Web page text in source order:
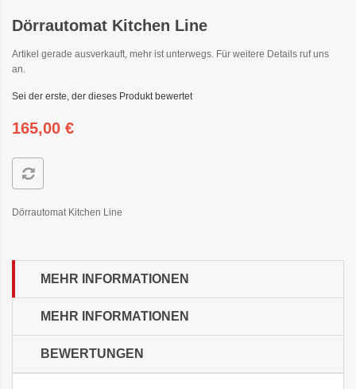
Dörrautomat Kitchen Line
Artikel gerade ausverkauft, mehr ist unterwegs. Für weitere Details ruf uns
an.
Sei der erste, der dieses Produkt bewertet
165,00 €
Dörrautomat Kitchen Line
MEHR INFORMATIONEN
MEHR INFORMATIONEN
BEWERTUNGEN